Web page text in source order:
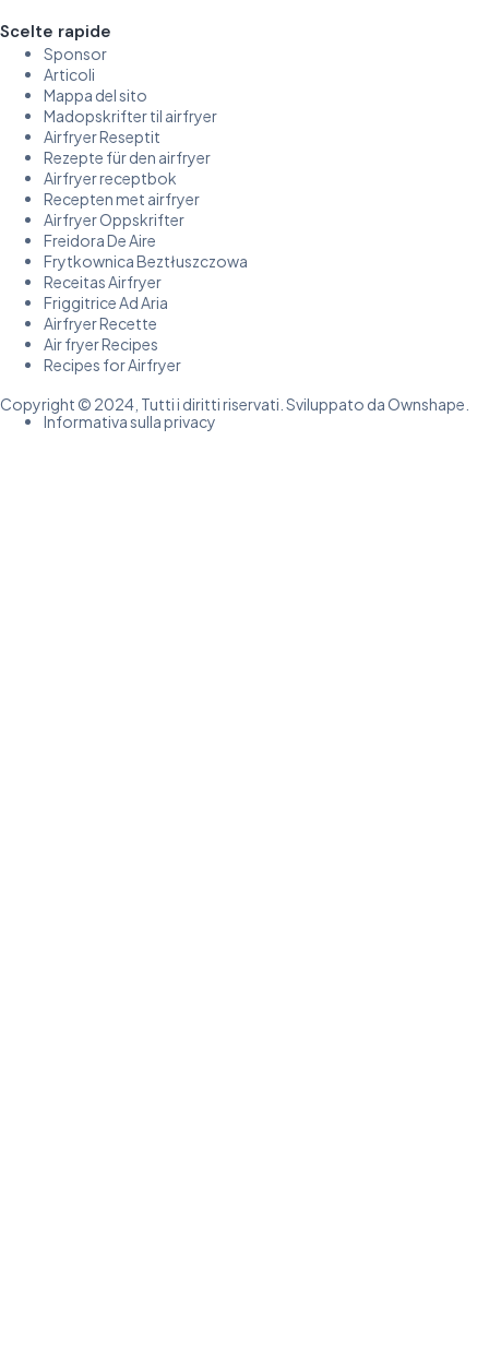
Scelte rapide
Sponsor
Articoli
Mappa del sito
Madopskrifter til airfryer
Airfryer Reseptit
Rezepte für den airfryer
Airfryer receptbok
Recepten met airfryer
Airfryer Oppskrifter
Freidora De Aire
Frytkownica Beztłuszczowa
Receitas Airfryer
Friggitrice Ad Aria
Airfryer Recette
Air fryer Recipes
Recipes for Airfryer
Copyright © 2024, Tutti i diritti riservati. Sviluppato da Ownshape.
Informativa sulla privacy